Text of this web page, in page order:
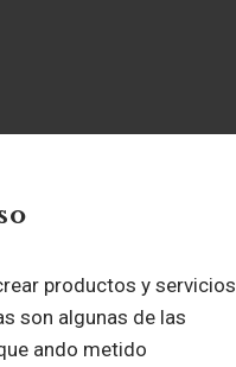
productos y servicios
son algunas de las
ando metido